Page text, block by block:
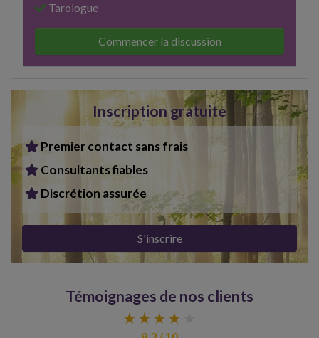
Tarologue
Commencer la discussion
Inscription gratuite
Premier contact sans frais
Consultants fiables
Discrétion assurée
S'inscrire
Témoignages de nos clients